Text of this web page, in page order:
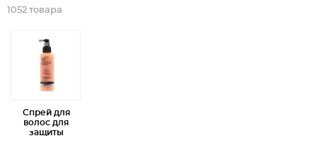
1052 товара
Спрей для
волос для
защиты